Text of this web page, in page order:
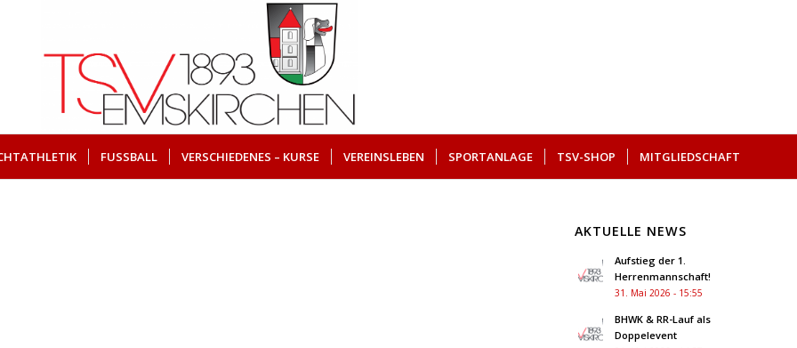
FUSSBALL VERSCHIEDENES – KURSE VEREINSLEBEN SPORTANLAGE TSV-SHOP MITGLIEDSCHAFT
AKTUELLE NEWS
Aufstieg der 1.
Herrenmannschaft!
31. Mai 2026 - 15:55
BHWK & RR-Lauf als
Doppelevent